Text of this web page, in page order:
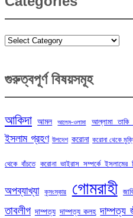
Categories
গুরুত্বপূর্ণ বিষয়সমূহ
আকিদা আমল আলেম-ওলামা আল্লামা তাকি
ইসলাম গ্রহণ উপদেশ করোনা করোনা থেকে
থেকে বাঁচতে করোনা ভাইরাস সম্পর্কে ইসলামের
অপব্যাখ্যা কুসংস্কার গোমরাহী
তাবলীগ দাম্পত্য দাম্পত্য কলহ দাম্পত্য